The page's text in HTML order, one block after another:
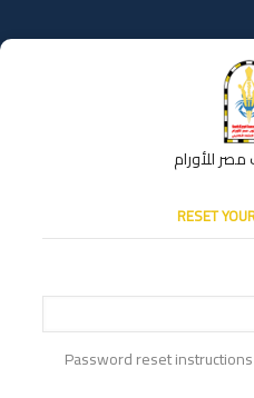
للأورام
RESET
Password reset